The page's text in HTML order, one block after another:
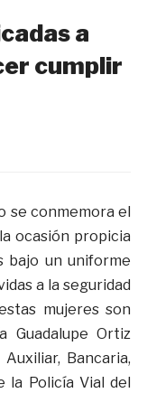
a
cumplir
se conmemora el
ocasión propicia
bajo un uniforme
a la seguridad
mujeres son
Guadalupe Ortiz
Bancaria,
la Policía Vial del